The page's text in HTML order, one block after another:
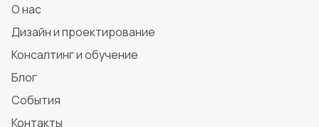
О нас
Дизайн и проектирование
Консалтинг и обучение
Блог
События
Контакты